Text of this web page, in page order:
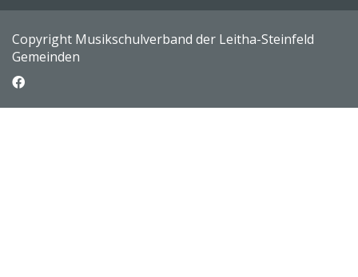
Copyright Musikschulverband der Leitha-Steinfeld
Gemeinden